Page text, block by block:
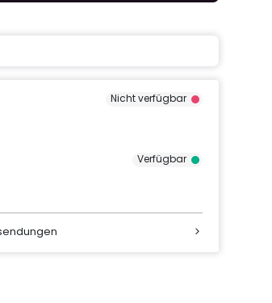
Nicht verfügbar
Verfügbar